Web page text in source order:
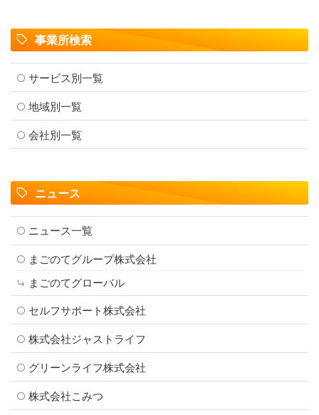
事業所検索
サービス別一覧
地域別一覧
会社別一覧
ニュース
ニュース一覧
まごのてグループ株式会社
まごのてグローバル
セルフサポート株式会社
株式会社ジャストライフ
グリーンライフ株式会社
株式会社こみつ